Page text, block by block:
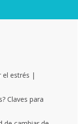
el estrés |
Claves para